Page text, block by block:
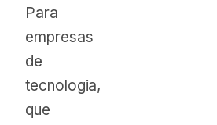
Para
empresas
de
tecnologia,
que